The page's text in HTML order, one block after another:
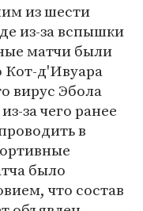
из шести
из-за вспышки
матчи были
Кот-д'Ивуара
вирус Эбола
за чего ранее
в
было
что состав